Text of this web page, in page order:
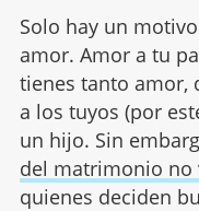
Solo hay un
amor. Amor a tu
tienes tanto amor,
a los tuyos (por
un hijo. Sin
del matrimonio no
quienes deciden